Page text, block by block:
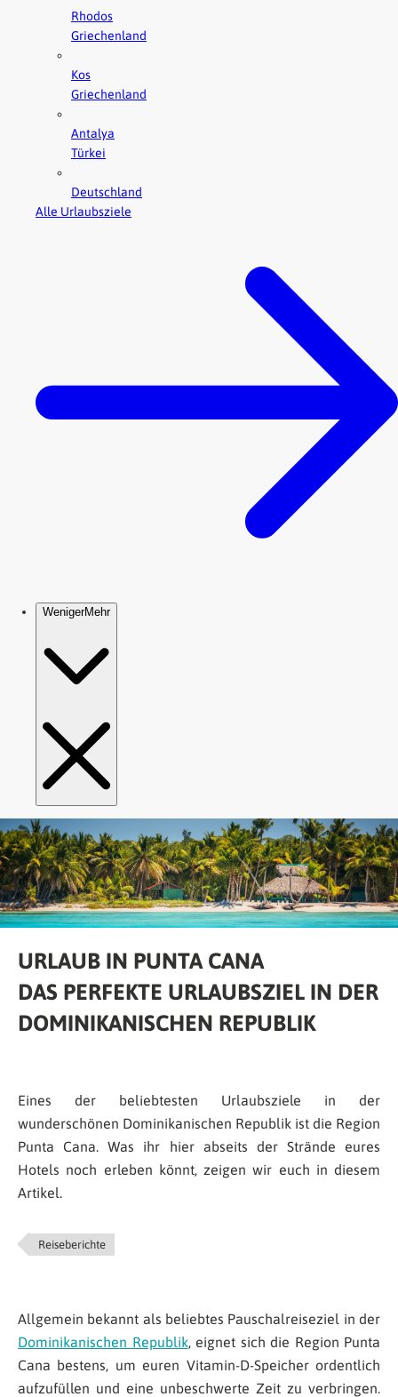
URLAUB IN PUNTA CANA
DAS PERFEKTE URLAUBSZIEL IN DER
DOMINIKANISCHEN REPUBLIK
Eines der beliebtesten Urlaubsziele in der
wunderschönen Dominikanischen Republik ist die Region
Punta Cana. Was ihr hier abseits der Strände eures
Hotels noch erleben könnt, zeigen wir euch in diesem
Artikel.
Reiseberichte
Allgemein bekannt als beliebtes Pauschalreiseziel in der
Dominikanischen Republik, eignet sich die Region Punta
Cana bestens, um euren Vitamin-D-Speicher ordentlich
aufzufüllen und eine unbeschwerte Zeit zu verbringen.